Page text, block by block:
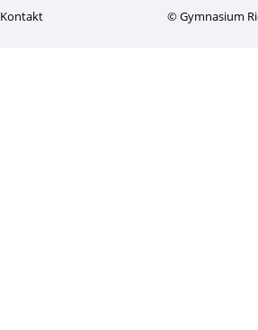
Kontakt © Gymnasium